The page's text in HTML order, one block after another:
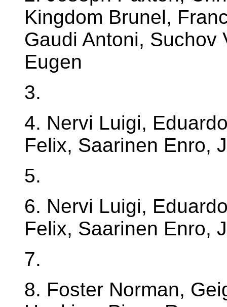
Kingdom Brunel,
Gaudi Antoni, Suchov
Eugen
3.
4. Nervi Luigi,
Felix, Saarinen Enro,
5.
6. Nervi Luigi,
Felix, Saarinen Enro,
7.
8. Foster Norman,